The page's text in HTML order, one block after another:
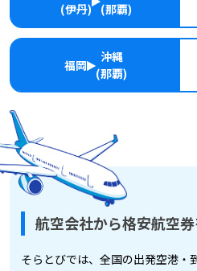
(伊丹)
(那覇)
福岡
沖縄
(那覇)
航空会社から格安航空
そらとびでは、全国の出発空港・